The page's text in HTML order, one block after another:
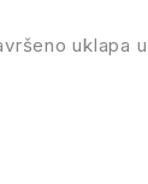
uklapa